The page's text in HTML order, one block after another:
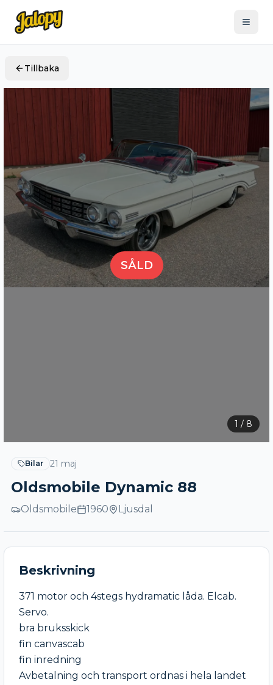
Tillbaka
SÅLD
1 / 8
Bilar 21 maj
Oldsmobile Dynamic 88
Oldsmobile 1960 Ljusdal
Beskrivning
371 motor och 4stegs hydramatic låda. Elcab.
Servo.
bra bruksskick
fin canvascab
fin inredning
Avbetalning och transport ordnas i hela landet